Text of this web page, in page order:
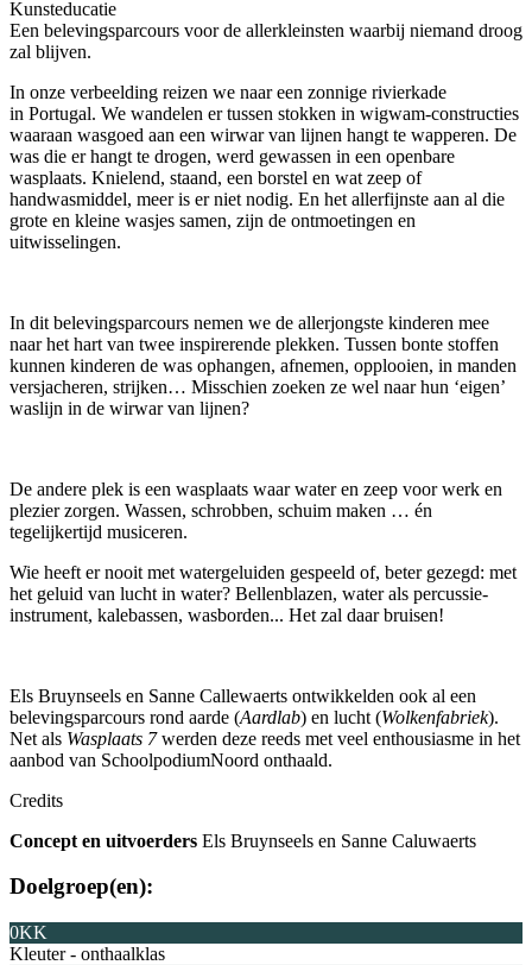
Kunsteducatie
Een belevingsparcours voor de allerkleinsten waarbij niemand droog
zal blijven.
In onze verbeelding reizen we naar een zonnige rivierkade
in Portugal. We wandelen er tussen stokken in wigwam-constructies
waaraan wasgoed aan een wirwar van lijnen hangt te wapperen. De
was die er hangt te drogen, werd gewassen in een openbare
wasplaats. Knielend, staand, een borstel en wat zeep of
handwasmiddel, meer is er niet nodig. En het allerfijnste aan al die
grote en kleine wasjes samen, zijn de ontmoetingen en
uitwisselingen.
In dit belevingsparcours nemen we de allerjongste kinderen mee
naar het hart van twee inspirerende plekken. Tussen bonte stoffen
kunnen kinderen de was ophangen, afnemen, opplooien, in manden
versjacheren, strijken… Misschien zoeken ze wel naar hun ‘eigen’
waslijn in de wirwar van lijnen?
De andere plek is een wasplaats waar water en zeep voor werk en
plezier zorgen. Wassen, schrobben, schuim maken … én
tegelijkertijd musiceren.
Wie heeft er nooit met watergeluiden gespeeld of, beter gezegd: met
het geluid van lucht in water? Bellenblazen, water als percussie-
instrument, kalebassen, wasborden... Het zal daar bruisen!
Els Bruynseels en Sanne Callewaerts ontwikkelden ook al een
belevingsparcours rond aarde (Aardlab) en lucht (Wolkenfabriek).
Net als Wasplaats 7werden deze reeds met veel enthousiasme in het
aanbod van SchoolpodiumNoord onthaald.
Credits
Concept en uitvoerders Els Bruynseels en Sanne Caluwaerts
Doelgroep(en):
0KK
Kleuter - onthaalklas